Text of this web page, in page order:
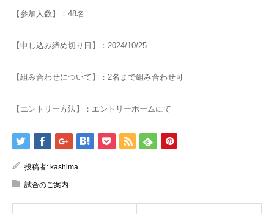
【参加人数】：48名
【申し込み締め切り日】：2024/10/25
【組み合わせについて】：2名まで組み合わせ可
【エントリー方法】：エントリーホームにて
投稿者: kashima
試合のご案内